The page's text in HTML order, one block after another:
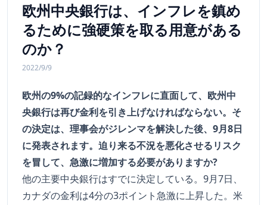
欧州中央銀行は、インフレを鎮め
るために強硬策を取る用意がある
のか？
2022/9/9
欧州の9%の記録的なインフレに直面して、欧州中
央銀行は再び金利を引き上げなければならない。そ
の決定は、理事会がジレンマを解決した後、9月8日
に発表されます。迫り来る不況を悪化させるリスク
を冒して、急激に増加する必要がありますか?
他の主要中央銀行はすでに決定している。9月7日、
カナダの金利は4分の3ポイント急激に上昇した。米